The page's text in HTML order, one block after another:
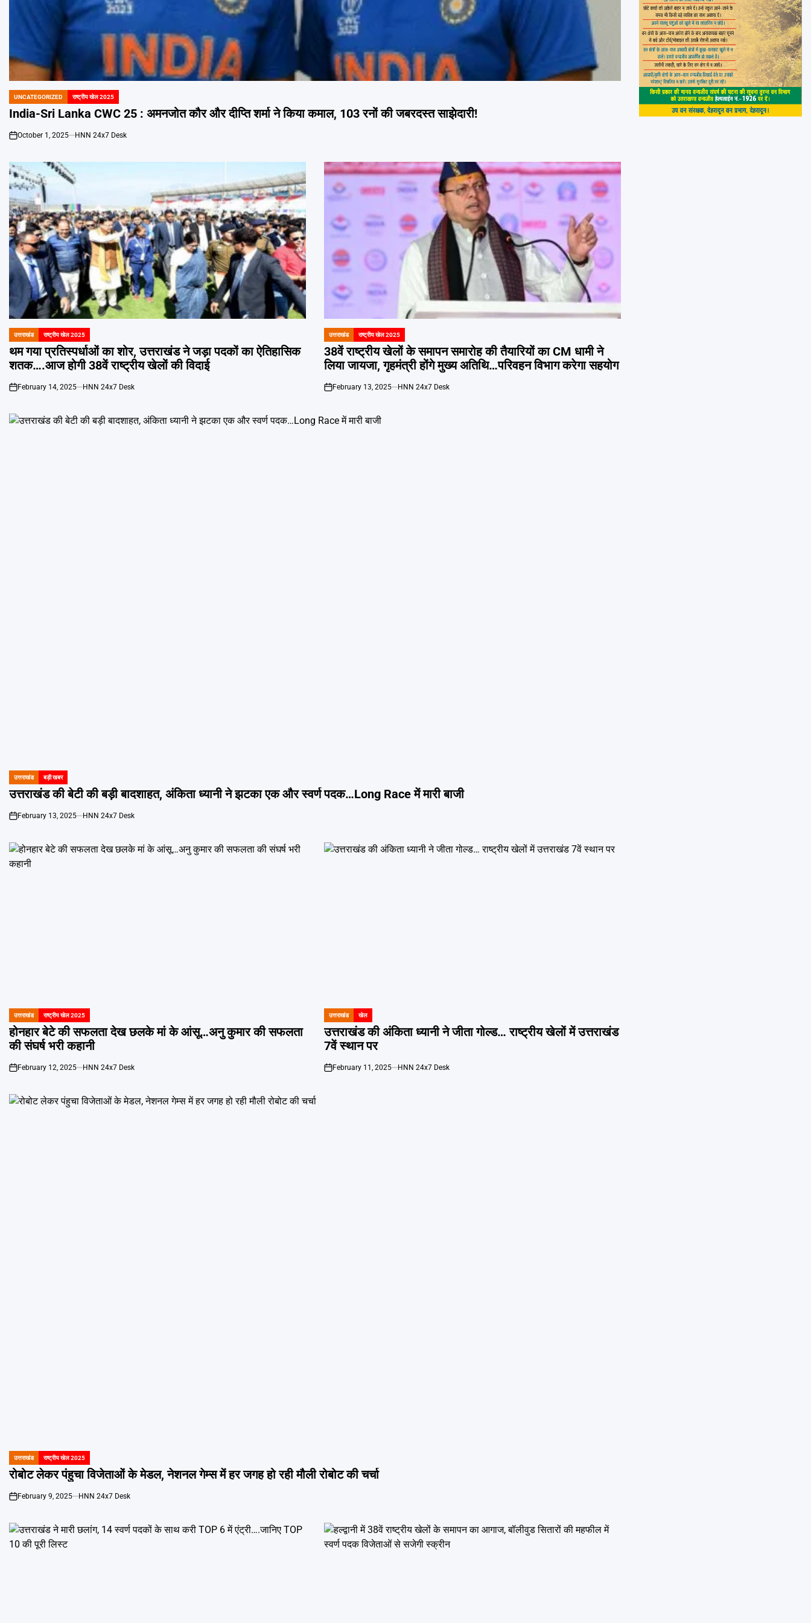
POSTED
IN
UNCATEGORIZED राष्ट्रीय खेल 2025
India-Sri Lanka CWC 25 : अमनजोत कौर और दीप्ति शर्मा ने किया कमाल, 103 रनों की जबरदस्त साझेदारी!
on
October 1, 2025 HNN 24x7 Desk
POSTED
IN
उत्तराखंड राष्ट्रीय खेल 2025
थम गया प्रतिस्पर्धाओं का शोर, उत्तराखंड ने जड़ा पदकों का ऐतिहासिक
शतक….आज होगी 38वें राष्ट्रीय खेलों की विदाई
on
February 14, 2025 HNN 24x7 Desk
POSTED
IN
उत्तराखंड राष्ट्रीय खेल 2025
38वें राष्ट्रीय खेलों के समापन समारोह की तैयारियों का CM धामी ने
लिया जायजा, गृहमंत्री होंगे मुख्य अतिथि…परिवहन विभाग करेगा सहयोग
on
February 13, 2025 HNN 24x7 Desk
POSTED
IN
उत्तराखंड बड़ी खबर
उत्तराखंड की बेटी की बड़ी बादशाहत, अंकिता ध्यानी ने झटका एक और स्वर्ण पदक…Long Race में मारी बाजी
on
February 13, 2025 HNN 24x7 Desk
POSTED
IN
उत्तराखंड राष्ट्रीय खेल 2025
होनहार बेटे की सफलता देख छलके मां के आंसू…अनु कुमार की सफलता
की संघर्ष भरी कहानी
on
February 12, 2025 HNN 24x7 Desk
POSTED
IN
उत्तराखंड खेल
उत्तराखंड की अंकिता ध्यानी ने जीता गोल्ड… राष्ट्रीय खेलों में उत्तराखंड
7वें स्थान पर
on
February 11, 2025 HNN 24x7 Desk
POSTED
IN
उत्तराखंड राष्ट्रीय खेल 2025
रोबोट लेकर पंहुचा विजेताओं के मेडल, नेशनल गेम्स में हर जगह हो रही मौली रोबोट की चर्चा
on
February 9, 2025 HNN 24x7 Desk